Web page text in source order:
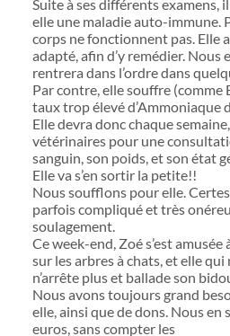
Suite à ses différents examens,
elle une maladie auto-immune.
corps ne fonctionnent pas. Elle
adapté, afin d’y remédier. Nous
rentrera dans l’ordre dans
Par contre, elle souffre (comme
taux trop élevé d’Ammoniaque
Elle devra donc chaque
vétérinaires pour une
sanguin, son poids, et son état
Elle va s’en sortir la petite!!
Nous soufflons pour elle.
parfois compliqué et très
soulagement.
Ce week-end, Zoé s’est
sur les arbres à chats, et elle
n’arrête plus et ballade son
Nous avons toujours grand
elle, ainsi que de dons. Nous en
euros, sans compter les